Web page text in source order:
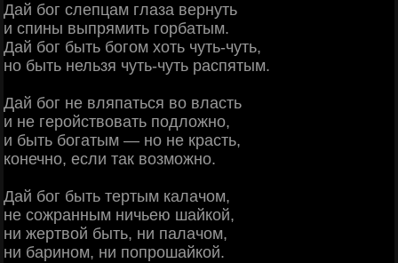
Дай бог слепцам глаза вернуть
и спины выпрямить горбатым.
Дай бог быть богом хоть чуть-чуть,
но быть нельзя чуть-чуть распятым.
Дай бог не вляпаться во власть
и не геройствовать подложно,
и быть богатым — но не красть,
конечно, если так возможно.
Дай бог быть тертым калачом,
не сожранным ничьею шайкой,
ни жертвой быть, ни палачом,
ни барином, ни попрошайкой.